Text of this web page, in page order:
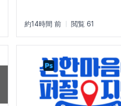
約14時間 前 閲覧 61